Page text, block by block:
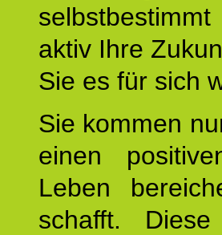
aktiv Ihre
Sie es für sich
Sie kommen
einen
Leben
schafft.